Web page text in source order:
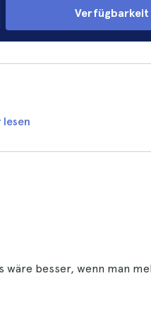
lesen
wäre besser, wenn man